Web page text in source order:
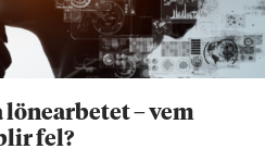
– vem
fel?